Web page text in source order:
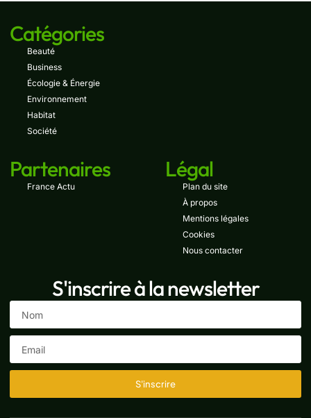
Catégories
Beauté
Business
Écologie & Énergie
Environnement
Habitat
Société
Partenaires
France Actu
Légal
Plan du site
À propos
Mentions légales
Cookies
Nous contacter
S'inscrire à la newsletter
S'inscrire